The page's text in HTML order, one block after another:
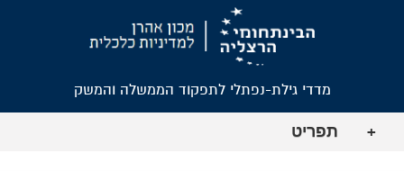
מדדי גילת-נפתלי לתפקוד הממשלה והמשק
+ תפריט